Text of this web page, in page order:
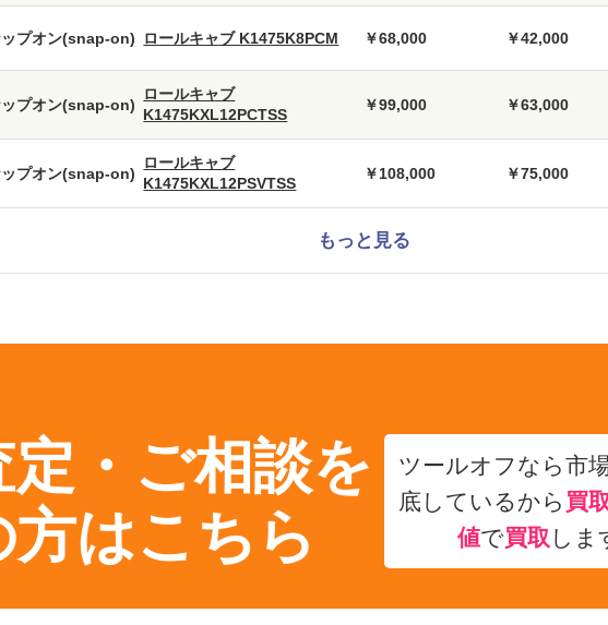
ップオン(snap-on) ロールキャブ K1475K8PCM ￥68,000 ￥42,000
ップオン(snap-on)
ロールキャブ
K1475KXL12PCTSS
￥99,000 ￥63,000
ップオン(snap-on)
ロールキャブ
K1475KXL12PSVTSS
￥108,000 ￥75,000
もっと見る
・ご相談を
はこちら
ツールオフなら市
底しているから 買
値で買取 しま